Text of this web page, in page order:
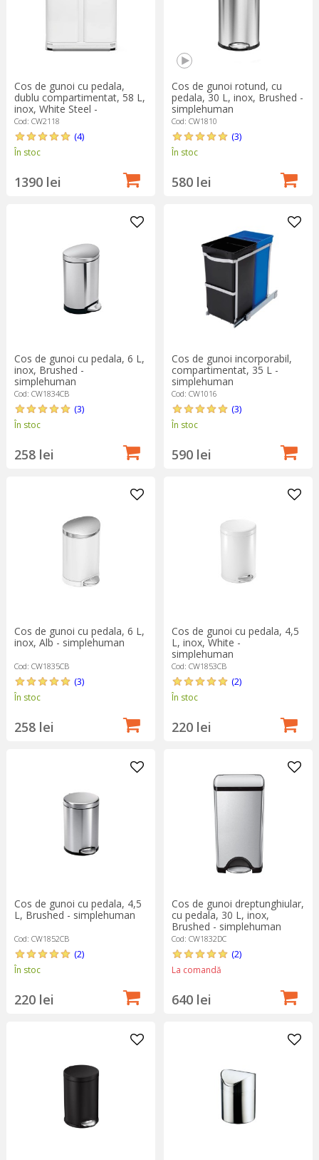
Cos de gunoi cu pedala,
dublu compartimentat, 58 L,
inox, White Steel -
simplehuman
Cod: CW2118
(4)
În stoc
1390 lei
Cos de gunoi rotund, cu
pedala, 30 L, inox, Brushed -
simplehuman
Cod: CW1810
(3)
În stoc
580 lei
Cos de gunoi cu pedala, 6 L,
inox, Brushed -
simplehuman
Cod: CW1834CB
(3)
În stoc
258 lei
Cos de gunoi incorporabil,
compartimentat, 35 L -
simplehuman
Cod: CW1016
(3)
În stoc
590 lei
Cos de gunoi cu pedala, 6 L,
inox, Alb - simplehuman
Cod: CW1835CB
(3)
În stoc
258 lei
Cos de gunoi cu pedala, 4,5
L, inox, White -
simplehuman
Cod: CW1853CB
(2)
În stoc
220 lei
Cos de gunoi cu pedala, 4,5
L, Brushed - simplehuman
Cod: CW1852CB
(2)
În stoc
220 lei
Cos de gunoi dreptunghiular,
cu pedala, 30 L, inox,
Brushed - simplehuman
Cod: CW1832DC
(2)
La comandă
640 lei